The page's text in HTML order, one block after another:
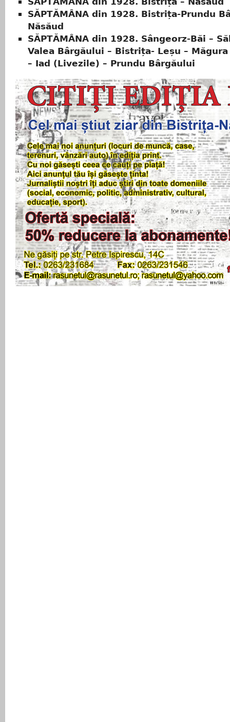
SĂPTĂMÂNA din 1928. Bistrița-Prundu
Năsăud
SĂPTĂMÂNA din 1928. Sângeorz-Băi –
Valea Bârgăului – Bistrița- Leșu –
– Iad (Livezile) – Prundu Bârgăului